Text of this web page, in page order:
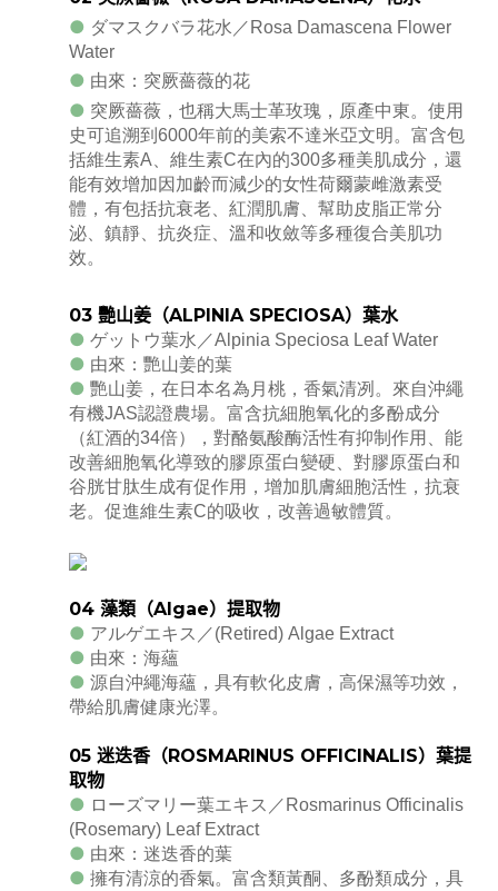
● ダマスクバラ花水／Rosa Damascena Flower
Water
● 由來：突厥薔薇的花
● 突厥薔薇，也稱大馬士革玫瑰，原產中東。使用
史可追溯到6000年前的美索不達米亞文明。富含包
括維生素A、維生素C在內的300多種美肌成分，還
能有效增加因加齡而減少的女性荷爾蒙雌激素受
體，有包括抗衰老、紅潤肌膚、幫助皮脂正常分
泌、鎮靜、抗炎症、溫和收斂等多種復合美肌功
效。
03 艷山姜（ALPINIA SPECIOSA）葉水
● ゲットウ葉水／Alpinia Speciosa Leaf Water
● 由來：艷山姜的葉
● 艷山姜，在日本名為月桃，香氣清冽。來自沖繩
有機JAS認證農場。富含抗細胞氧化的多酚成分
（紅酒的34倍），對酪氨酸酶活性有抑制作用、能
改善細胞氧化導致的膠原蛋白變硬、對膠原蛋白和
谷胱甘肽生成有促作用，增加肌膚細胞活性，抗衰
老。促進維生素C的吸收，改善過敏體質。
04 藻類（Algae）提取物
● アルゲエキス／(Retired) Algae Extract
● 由來：海蘊
● 源自沖繩海蘊，具有軟化皮膚，高保濕等功效，
帶給肌膚健康光澤。
05 迷迭香（ ROSMARINUS OFFICINALIS）葉提
取物
● ローズマリー葉エキス／Rosmarinus Officinalis
(Rosemary) Leaf Extract
● 由來：迷迭香的葉
● 擁有清涼的香氣。富含類黃酮、多酚類成分，具